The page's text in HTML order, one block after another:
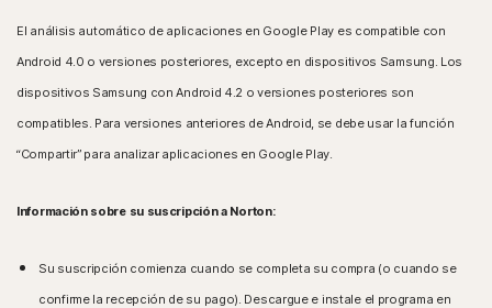
El análisis automático de aplicaciones en Google Play es compatible con
Android 4.0 o versiones posteriores, excepto en dispositivos Samsung. Los
dispositivos Samsung con Android 4.2 o versiones posteriores son
compatibles. Para versiones anteriores de Android, se debe usar la función
“Compartir” para analizar aplicaciones en Google Play.
Información sobre su suscripción a Norton:
Su suscripción comienza cuando se completa su compra (o cuando se
confirme la recepción de su pago). Descargue e instale el programa en